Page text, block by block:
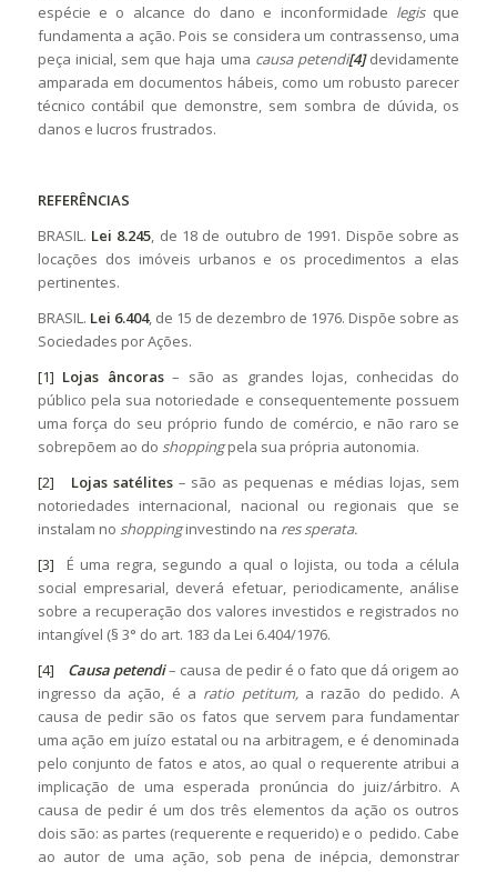
espécie e o alcance do dano e inconformidade legisque
fundamenta a ação. Pois se considera um contrassenso, uma
peça inicial, sem que haja uma causa petendi[4]devidamente
amparada em documentos hábeis, como um robusto parecer
técnico contábil que demonstre, sem sombra de dúvida, os
danos e lucros frustrados.
REFERÊNCIAS
BRASIL. Lei 8.245, de 18 de outubro de 1991. Dispõe sobre as
locações dos imóveis urbanos e os procedimentos a elas
pertinentes.
BRASIL. Lei 6.404, de 15 de dezembro de 1976. Dispõe sobre as
Sociedades por Ações.
[1] Lojas âncoras– são as grandes lojas, conhecidas do
público pela sua notoriedade e consequentemente possuem
uma força do seu próprio fundo de comércio, e não raro se
sobrepõem ao do shoppingpela sua própria autonomia.
[2]
Lojas satélites– são as pequenas e médias lojas, sem
notoriedades internacional, nacional ou regionais que se
instalam no shoppinginvestindo na res sperata.
[3] É uma regra, segundo a qual o lojista, ou toda a célula
social empresarial, deverá efetuar, periodicamente, análise
sobre a recuperação dos valores investidos e registrados no
intangível (§ 3° do art. 183 da Lei 6.404/1976.
[4]
Causa petendi– causa de pedir é o fato que dá origem ao
ingresso da ação, é a ratio petitum,a razão do pedido. A
causa de pedir são os fatos que servem para fundamentar
uma ação em juízo estatal ou na arbitragem, e é denominada
pelo conjunto de fatos e atos, ao qual o requerente atribui a
implicação de uma esperada pronúncia do juiz/árbitro. A
causa de pedir é um dos três elementos da ação os outros
dois são: as partes (requerente e requerido) e o pedido. Cabe
ao autor de uma ação, sob pena de inépcia, demonstrar